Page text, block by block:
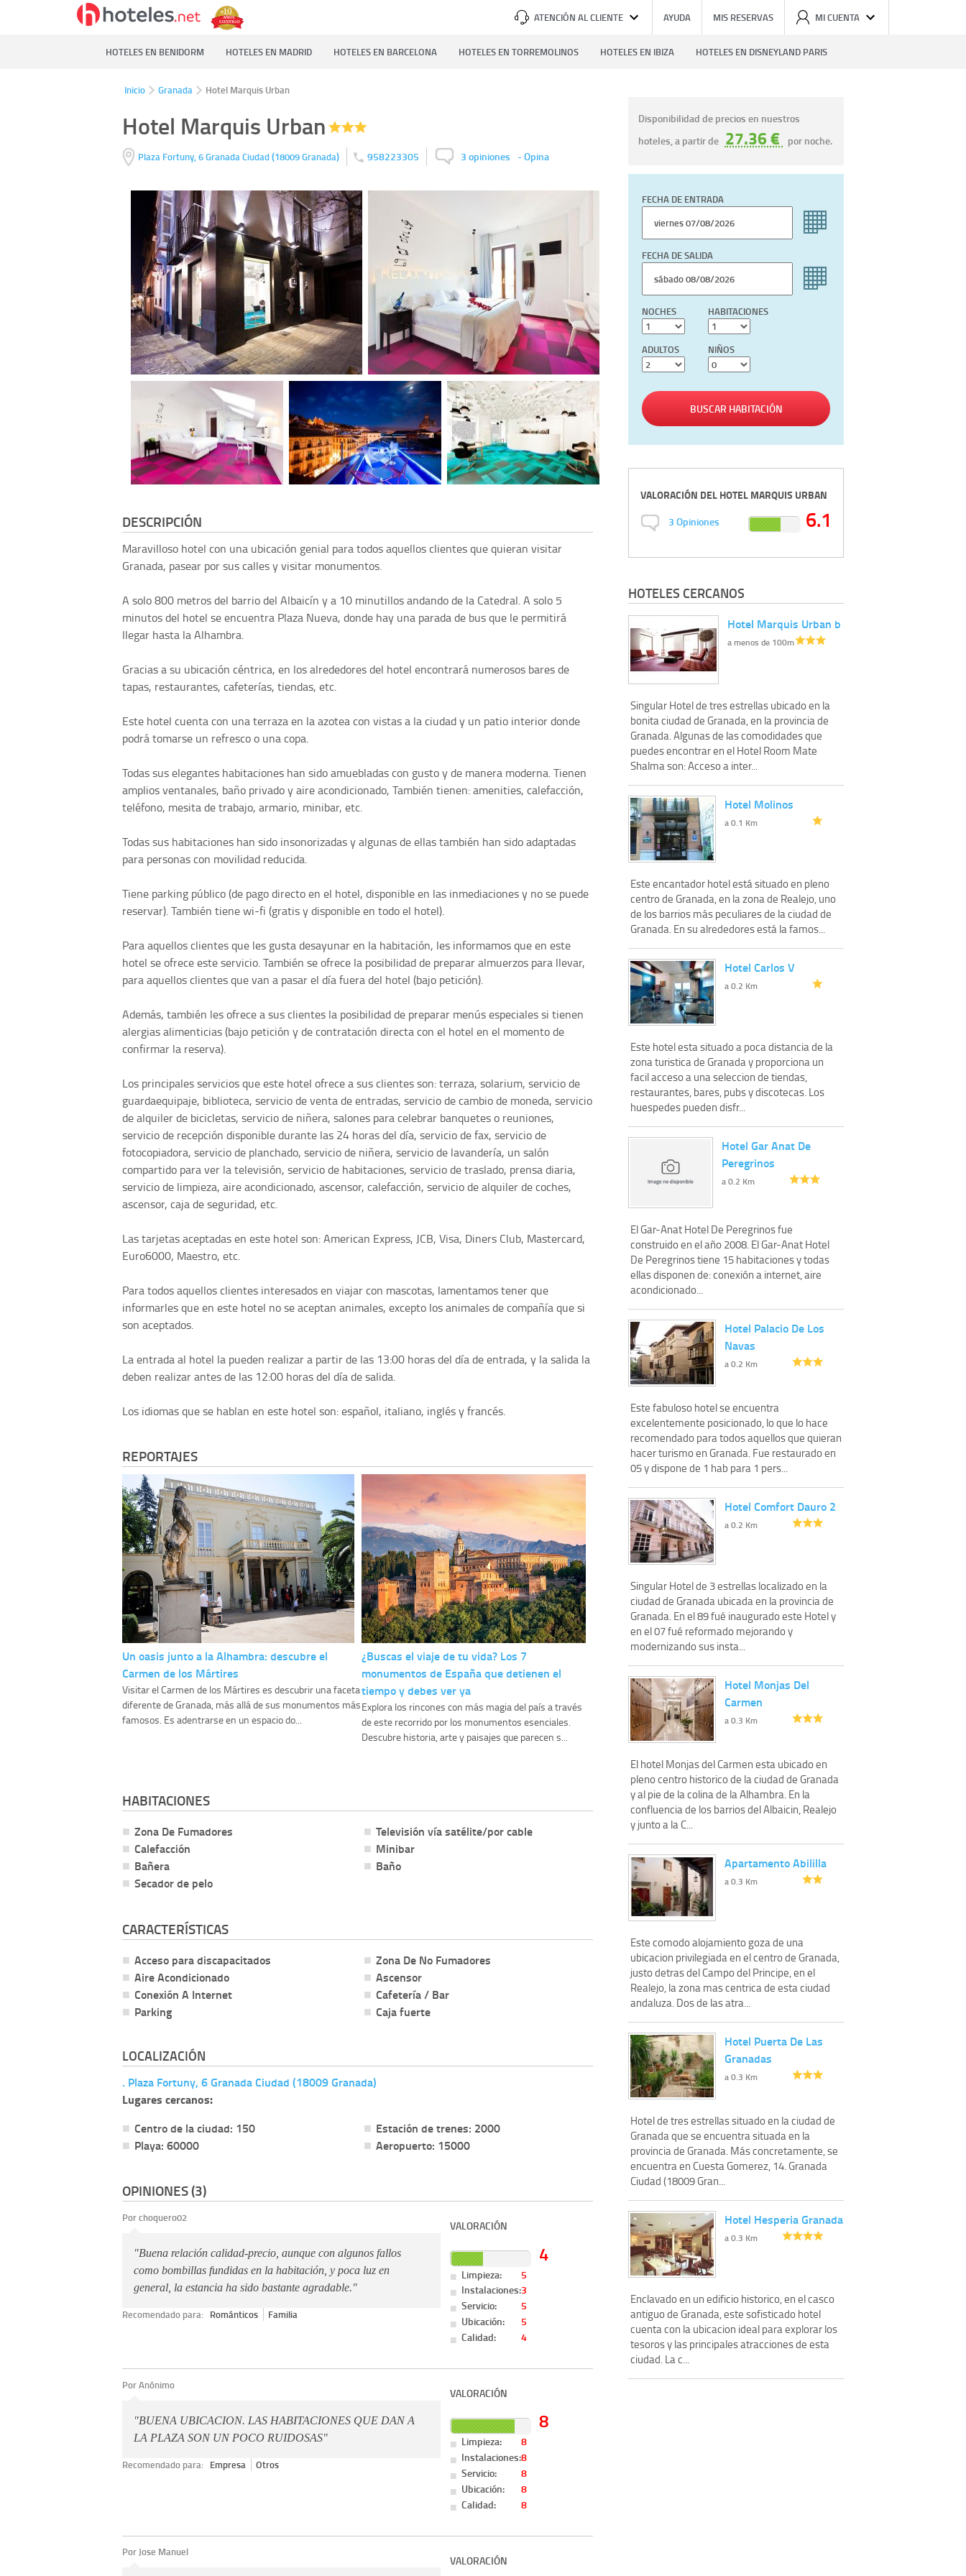
ATENCIÓN AL CLIENTE AYUDA MIS RESERVAS MI CUENTA
HOTELES EN BENIDORM HOTELES EN MADRID HOTELES EN BARCELONA HOTELES EN TORREMOLINOS HOTELES EN IBIZA HOTELES EN DISNEYLAND PARIS
Inicio Granada Hotel Marquis Urban
Hotel Marquis Urban
Plaza Fortuny, 6Granada Ciudad(18009Granada) 958223305 3 opiniones -Opina
DESCRIPCIÓN
Maravilloso hotel con una ubicación genial para todos aquellos clientes que quieran visitar
Granada, pasear por sus calles y visitar monumentos.
A solo 800 metros del barrio del Albaicín y a 10 minutillos andando de la Catedral. A solo 5
minutos del hotel se encuentra Plaza Nueva, donde hay una parada de bus que le permitirá
llegar hasta la Alhambra.
Gracias a su ubicación céntrica, en los alrededores del hotel encontrará numerosos bares de
tapas, restaurantes, cafeterías, tiendas, etc.
Este hotel cuenta con una terraza en la azotea con vistas a la ciudad y un patio interior donde
podrá tomarse un refresco o una copa.
Todas sus elegantes habitaciones han sido amuebladas con gusto y de manera moderna. Tienen
amplios ventanales, baño privado y aire acondicionado, También tienen: amenities, calefacción,
teléfono, mesita de trabajo, armario, minibar, etc.
Todas sus habitaciones han sido insonorizadas y algunas de ellas también han sido adaptadas
para personas con movilidad reducida.
Tiene parking público (de pago directo en el hotel, disponible en las inmediaciones y no se puede
reservar). También tiene wi-fi (gratis y disponible en todo el hotel).
Para aquellos clientes que les gusta desayunar en la habitación, les informamos que en este
hotel se ofrece este servicio. También se ofrece la posibilidad de preparar almuerzos para llevar,
para aquellos clientes que van a pasar el día fuera del hotel (bajo petición).
Además, también les ofrece a sus clientes la posibilidad de preparar menús especiales si tienen
alergias alimenticias (bajo petición y de contratación directa con el hotel en el momento de
confirmar la reserva).
Los principales servicios que este hotel ofrece a sus clientes son: terraza, solarium, servicio de
guardaequipaje, biblioteca, servicio de venta de entradas, servicio de cambio de moneda, servicio
de alquiler de bicicletas, servicio de niñera, salones para celebrar banquetes o reuniones,
servicio de recepción disponible durante las 24 horas del día, servicio de fax, servicio de
fotocopiadora, servicio de planchado, servicio de niñera, servicio de lavandería, un salón
compartido para ver la televisión, servicio de habitaciones, servicio de traslado, prensa diaria,
servicio de limpieza, aire acondicionado, ascensor, calefacción, servicio de alquiler de coches,
ascensor, caja de seguridad, etc.
Las tarjetas aceptadas en este hotel son: American Express, JCB, Visa, Diners Club, Mastercard,
Euro6000, Maestro, etc.
Para todos aquellos clientes interesados en viajar con mascotas, lamentamos tener que
informarles que en este hotel no se aceptan animales, excepto los animales de compañía que si
son aceptados.
La entrada al hotel la pueden realizar a partir de las 13:00 horas del día de entrada, y la salida la
deben realizar antes de las 12:00 horas del día de salida.
Los idiomas que se hablan en este hotel son: español, italiano, inglés y francés.
REPORTAJES
Un oasis junto a la Alhambra: descubre el
Carmen de los Mártires
Visitar el Carmen de los Mártires es descubrir una faceta
diferente de Granada, más allá de sus monumentos más
famosos. Es adentrarse en un espacio do...
¿Buscas el viaje de tu vida? Los 7
monumentos de España que detienen el
tiempo y debes ver ya
Explora los rincones con más magia del país a través
de este recorrido por los monumentos esenciales.
Descubre historia, arte y paisajes que parecen s...
HABITACIONES
Zona De Fumadores
Calefacción
Bañera
Secador de pelo
Televisión vía satélite/por cable
Minibar
Baño
CARACTERÍSTICAS
Acceso para discapacitados
Aire Acondicionado
Conexión A Internet
Parking
Zona De No Fumadores
Ascensor
Cafetería / Bar
Caja fuerte
LOCALIZACIÓN
. Plaza Fortuny, 6 Granada Ciudad (18009 Granada)
Lugares cercanos:
Centro de la ciudad: 150
Playa: 60000
Estación de trenes: 2000
Aeropuerto: 15000
OPINIONES (3)
Por choquero02
"Buena relación calidad-precio, aunque con algunos fallos
como bombillas fundidas en la habitación, y poca luz en
general, la estancia ha sido bastante agradable."
Recomendado para: Románticos Familia
VALORACIÓN
4
Limpieza:
5
Instalaciones:3
Servicio:
5
Ubicación:
5
Calidad:
4
Por Anónimo
"BUENA UBICACION. LAS HABITACIONES QUE DAN A
LA PLAZA SON UN POCO RUIDOSAS"
Recomendado para: Empresa Otros
VALORACIÓN
8
Limpieza:
8
Instalaciones:8
Servicio:
8
Ubicación:
8
Calidad:
8
Por Jose Manuel
VALORACIÓN
Disponibilidad de precios en nuestros
hoteles, a partir de 27.36 € por noche.
FECHA DE ENTRADA
FECHA DE SALIDA
NOCHES HABITACIONES
ADULTOS NIÑOS
BUSCAR HABITACIÓN
VALORACIÓN DELHOTEL MARQUIS URBAN
3Opiniones 6.1
HOTELES CERCANOS
Hotel Marquis Urban b
a menos de 100m
Singular Hotel de tres estrellas ubicado en la
bonita ciudad de Granada, en la provincia de
Granada. Algunas de las comodidades que
puedes encontrar en el Hotel Room Mate
Shalma son: Acceso a inter...
Hotel Molinos
a 0.1 Km
Este encantador hotel está situado en pleno
centro de Granada, en la zona de Realejo, uno
de los barrios más peculiares de la ciudad de
Granada. En su alrededores está la famos...
Hotel Carlos V
a 0.2 Km
Este hotel esta situado a poca distancia de la
zona turistica de Granada y proporciona un
facil acceso a una seleccion de tiendas,
restaurantes, bares, pubs y discotecas. Los
huespedes pueden disfr...
Hotel Gar Anat De
Peregrinos
a 0.2 Km
El Gar-Anat Hotel De Peregrinos fue
construido en el año 2008. El Gar-Anat Hotel
De Peregrinos tiene 15 habitaciones y todas
ellas disponen de: conexión a internet, aire
acondicionado...
Hotel Palacio De Los
Navas
a 0.2 Km
Este fabuloso hotel se encuentra
excelentemente posicionado, lo que lo hace
recomendado para todos aquellos que quieran
hacer turismo en Granada. Fue restaurado en
05 y dispone de 1 hab para 1 pers...
Hotel Comfort Dauro 2
a 0.2 Km
Singular Hotel de 3 estrellas localizado en la
ciudad de Granada ubicada en la provincia de
Granada. En el 89 fué inaugurado este Hotel y
en el 07 fué reformado mejorando y
modernizando sus insta...
Hotel Monjas Del
Carmen
a 0.3 Km
El hotel Monjas del Carmen esta ubicado en
pleno centro historico de la ciudad de Granada
y al pie de la colina de la Alhambra. En la
confluencia de los barrios del Albaicin, Realejo
y junto a la C...
Apartamento Abililla
a 0.3 Km
Este comodo alojamiento goza de una
ubicacion privilegiada en el centro de Granada,
justo detras del Campo del Principe, en el
Realejo, la zona mas centrica de esta ciudad
andaluza. Dos de las atra...
Hotel Puerta De Las
Granadas
a 0.3 Km
Hotel de tres estrellas situado en la ciudad de
Granada que se encuentra situada en la
provincia de Granada. Más concretamente, se
encuentra en Cuesta Gomerez, 14. Granada
Ciudad (18009 Gran...
Hotel Hesperia Granada
a 0.3 Km
Enclavado en un edificio historico, en el casco
antiguo de Granada, este sofisticado hotel
cuenta con la ubicacion ideal para explorar los
tesoros y las principales atracciones de esta
ciudad. La c...